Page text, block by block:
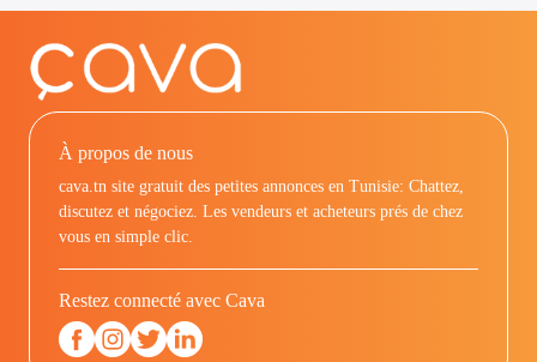
À propos de nous
cava.tn site gratuit des petites annonces en Tunisie: Chattez,
discutez et négociez. Les vendeurs et acheteurs prés de chez
vous en simple clic.
Restez connecté avec Cava